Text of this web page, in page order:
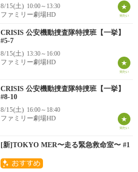
8/15(土) 10:00～13:30
ファミリー劇場HD
CRISIS 公安機動捜査隊特捜班【一挙】
#5-7
8/15(土) 13:30～16:00
ファミリー劇場HD
CRISIS 公安機動捜査隊特捜班【一挙】
#8-10
8/15(土) 16:00～18:40
ファミリー劇場HD
[新]TOKYO MER〜走る緊急救命室〜 #1